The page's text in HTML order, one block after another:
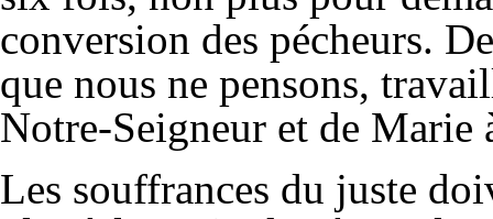
conversion des pécheurs.
que nous ne pensons,
Notre-Seigneur et de
Les souffrances du juste